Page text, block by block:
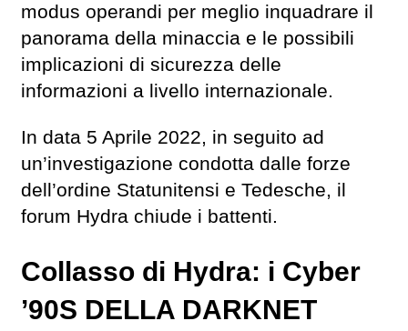
modus operandi per meglio inquadrare il
panorama della minaccia e le possibili
implicazioni di sicurezza delle
informazioni a livello internazionale.
In data 5 Aprile 2022, in seguito ad
un’investigazione condotta dalle forze
dell’ordine Statunitensi e Tedesche, il
forum Hydra chiude i battenti.
Collasso di Hydra: i Cyber
’90S DELLA DARKNET